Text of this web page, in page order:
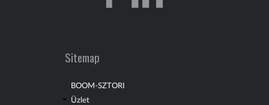
Sitemap
BOOM-SZTORI
Üzlet